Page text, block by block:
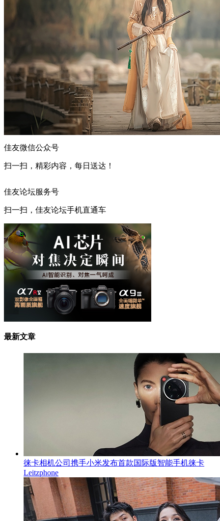
佳友微信公众号
扫一扫，精彩内容，每日送达！
佳友论坛服务号
扫一扫，佳友论坛手机直通车
最新文章
徕卡相机公司携手小米发布首款国际版智能手机徕卡
Leitzphone